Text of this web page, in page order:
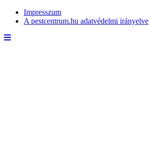
Impresszum
A pestcentrum.hu adatvédelmi irányelve